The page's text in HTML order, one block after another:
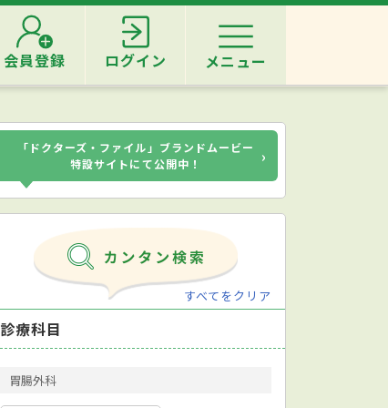
会員登録 ログイン メニュー
「ドクターズ・ファイル」ブランドムービー
特設サイトにて公開中！
›
すべてをクリア
診療科目
胃腸外科